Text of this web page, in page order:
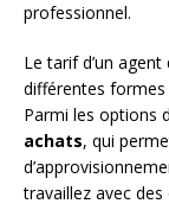
professionnel.
Le tarif d’un
différentes
Parmi les options
achats, qui
travaillez avec